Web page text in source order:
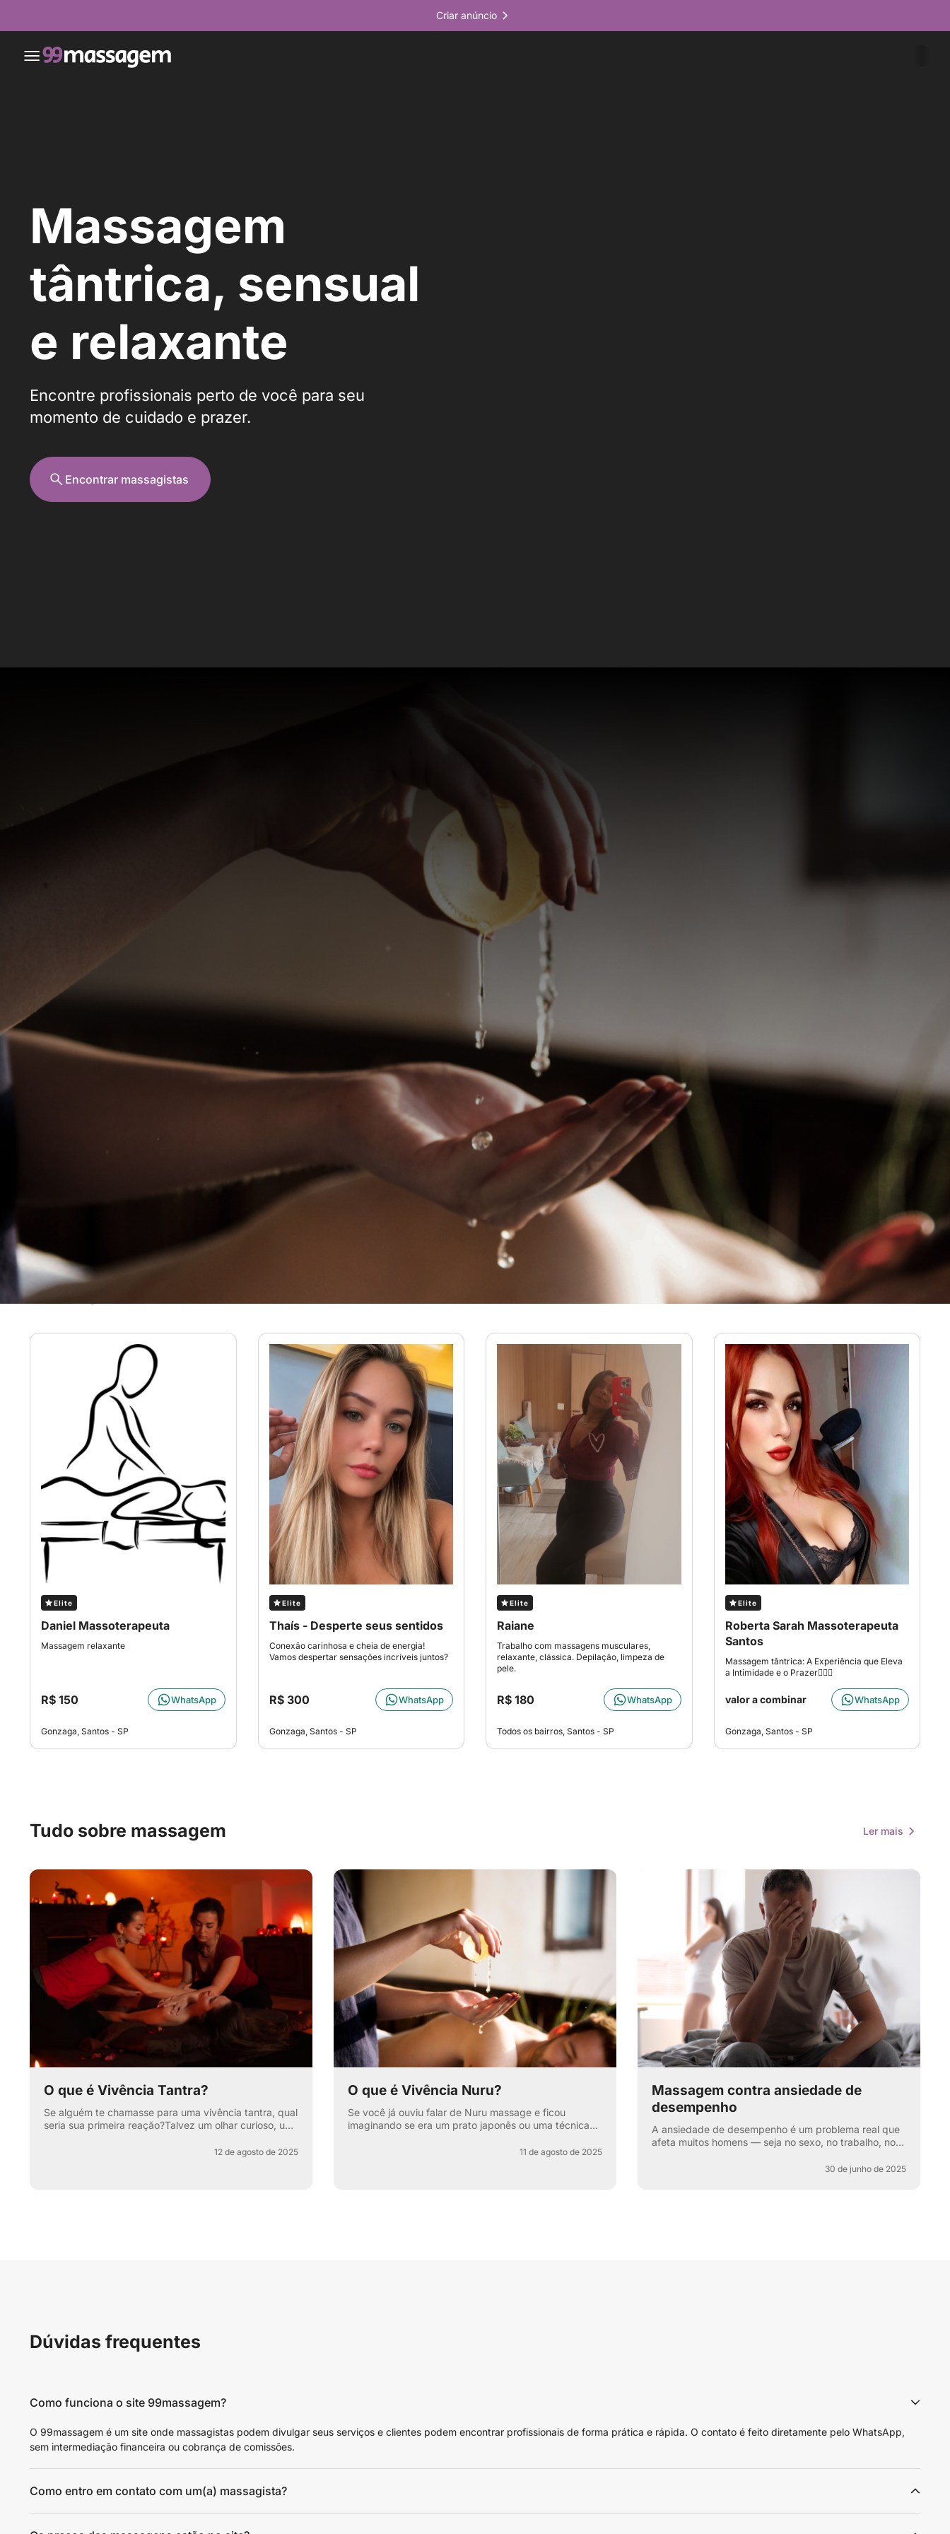
Criar anúncio
Massagem
tântrica, sensual
e relaxante
Encontre profissionais perto de você para seu
momento de cuidado e prazer.
Encontrar massagistas
Elite
Praça da Árvore, São Paulo - SP
Julia
massagem, como a relaxante no corpo todo,
Lapa, São Paulo - SP
Bruno Henrique -
Massoterapeuta
Sou massoterapeuta há 4 anos, especializado
em proporcionar bem-estar, relaxamento e
qualidade de vida.
valor a combinar WhatsApp
Brooklin, São Paulo - SP
Flor
Se entregue ao cuidado da saúde, levado a
Massagistas em Santos - SP Ver mais
Elite
Daniel Massoterapeuta
Massagem relaxante
R$ 150 WhatsApp
Gonzaga, Santos - SP
Elite
Thaís - Desperte seus sentidos
Conexão carinhosa e cheia de energia!
Vamos despertar sensações incríveis juntos?
R$ 300 WhatsApp
Gonzaga, Santos - SP
Elite
Raiane
Trabalho com massagens musculares,
relaxante, clássica. Depilação, limpeza de
pele.
R$ 180 WhatsApp
Todos os bairros, Santos - SP
Elite
Roberta Sarah Massoterapeuta
Santos
Massagem tântrica: A Experiência que Eleva
a Intimidade e o Prazer👩🏻‍⚕️
valor a combinar WhatsApp
Gonzaga, Santos - SP
Tudo sobre massagem Ler mais
O que é Vivência Tantra?
Se alguém te chamasse para uma vivência tantra, qual
seria sua primeira reação?Talvez um olhar curioso, um
12 de agosto de 2025
O que é Vivência Nuru?
Se você já ouviu falar de Nuru massage e ficou
imaginando se era um prato japonês ou uma técnica
11 de agosto de 2025
Massagem contra ansiedade de
desempenho
A ansiedade de desempenho é um problema real que
afeta muitos homens — seja no sexo, no trabalho, nos
30 de junho de 2025
Dúvidas frequentes
Como funciona o site 99massagem?
O 99massagem é um site onde massagistas podem divulgar seus serviços e clientes podem encontrar profissionais de forma prática e rápida. O contato é feito diretamente pelo WhatsApp,
sem intermediação financeira ou cobrança de comissões.
Como entro em contato com um(a) massagista?